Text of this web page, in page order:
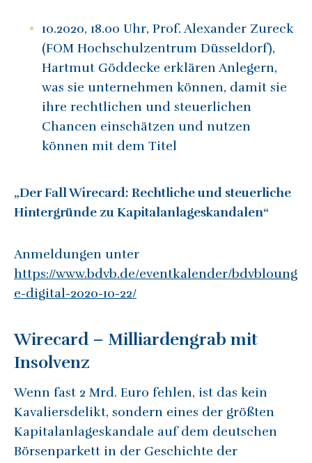
10.2020, 18.00 Uhr, Prof. Alexander Zureck
(FOM Hochschulzentrum Düsseldorf),
Hartmut Göddecke erklären Anlegern,
was sie unternehmen können, damit sie
ihre rechtlichen und steuerlichen
Chancen einschätzen und nutzen
können mit dem Titel
„Der Fall Wirecard: Rechtliche und steuerliche
Hintergründe zu Kapitalanlageskandalen“
Anmeldungen unter
https://www.bdvb.de/eventkalender/bdvbloung
e-digital-2020-10-22/
Wirecard – Milliardengrab mit
Insolvenz
Wenn fast 2 Mrd. Euro fehlen, ist das kein
Kavaliersdelikt, sondern eines der größten
Kapitalanlageskandale auf dem deutschen
Börsenparkett in der Geschichte der